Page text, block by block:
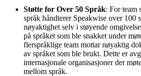
Støtte for Over 50 Språk: For team
språk håndterer Speakwise over 100
nøyaktighet selv i støyende
på språket som ble snakket under
flerspråklige team mottar nøyaktig
av språket som ble brukt. Dette er
internasjonale organisasjoner der
mellom språk.